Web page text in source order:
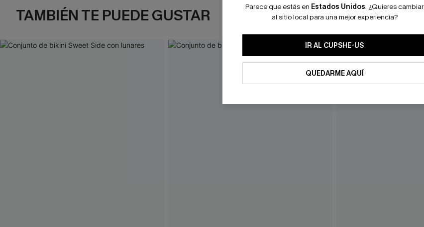
TAMBIÉN TE PUEDE GUSTAR Parece que estás en Estados Unidos. ¿Quieres cambiar
al sitio local para una mejor experiencia?
IR AL CUPSHE-US
QUEDARME AQUÍ